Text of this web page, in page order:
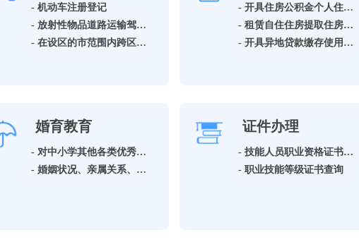
- 机动车注册登记
- 放射性物品道路运输驾驶员从业资格许可
- 在设区的市范围内跨区、县进行公路超限运输许可
- 开具住房公积金个人住房贷款全部还清证明
- 租赁自住住房提取住房公积金
- 开具异地贷款缴存使用证明
婚育教育
- 对中小学其他各类优秀学生的奖励
- 婚姻状况、亲属关系、收养关系公证申请
证件办理
- 技能人员职业资格证书查询
- 职业技能等级证书查询